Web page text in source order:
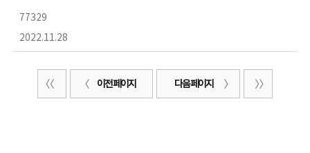
77329
2022.11.28
이전 페이지 다음 페이지